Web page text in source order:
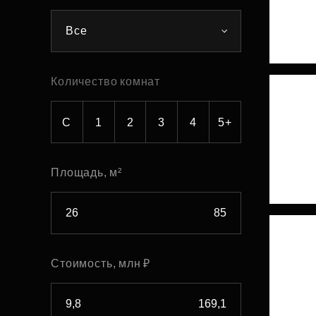
Все
Количество комнат
С 1 2 3 4 5+
Площадь, м²
Стоимость, млн ₽